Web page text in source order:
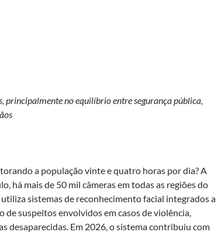
principalmente no equilíbrio entre segurança pública,
a população vinte e quatro horas por dia? A
há mais de 50 mil câmeras em todas as regiões do
sistemas de reconhecimento facial integrados a
suspeitos envolvidos em casos de violência,
desaparecidas. Em 2026, o sistema contribuiu com